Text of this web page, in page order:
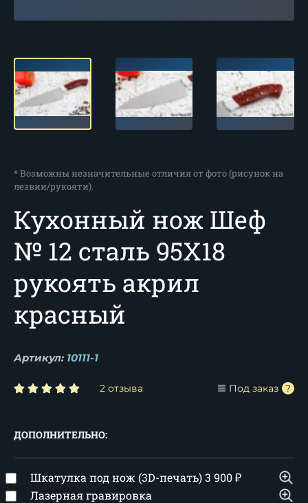
* Возможны незначительные отличия от фото (рисунок на
лезвии/рукояти).
Кухонный нож Шеф
№ 12 сталь 95Х18
рукоять акрил
красный
Артикул: 10111-1
2 отзыва Под заказ
ДОПОЛНИТЕЛЬНО:
Шкатулка под нож (3D-печать)3 900₽
Лазерная гравировка